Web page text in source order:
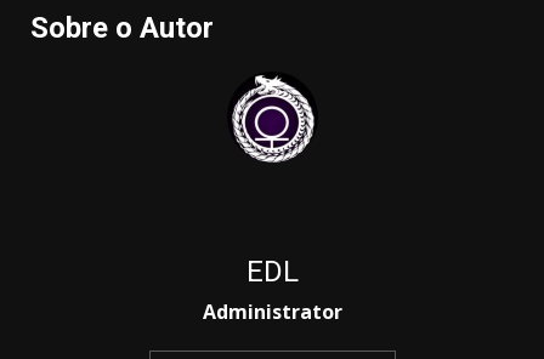
Sobre o Autor
EDL
Administrator